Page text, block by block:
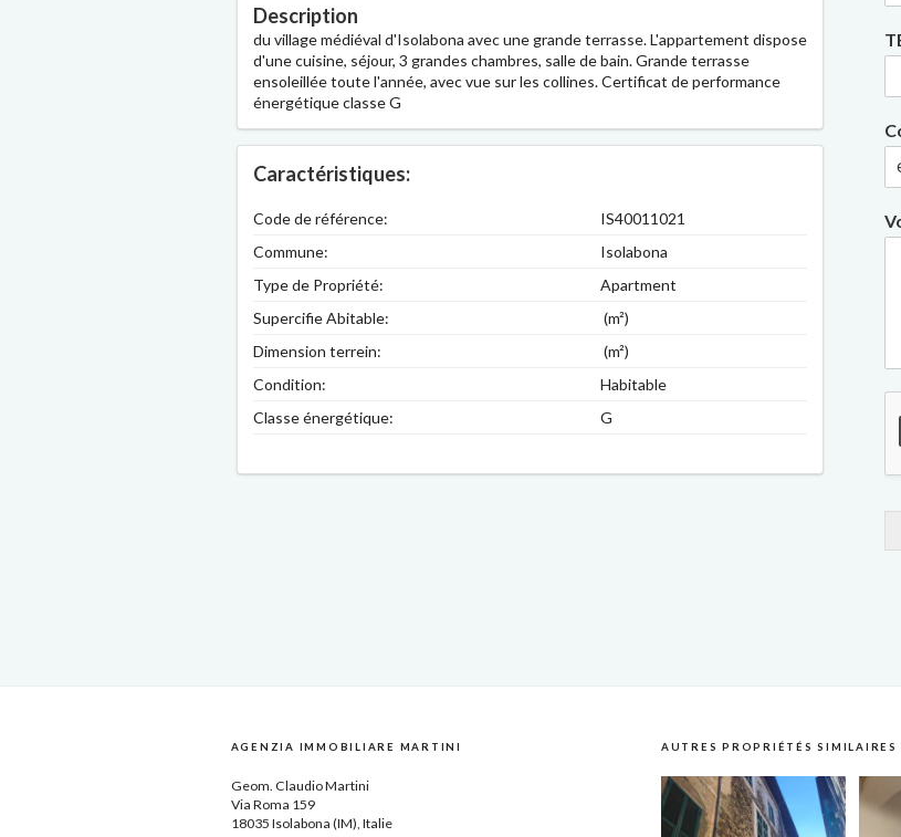
Description
du village médiéval d'Isolabona avec une grande terrasse. L'appartement dispose
d'une cuisine, séjour, 3 grandes chambres, salle de bain. Grande terrasse
ensoleillée toute l'année, avec vue sur les collines. Certificat de performance
énergétique classe G
Caractéristiques:
Code de référence:
IS40011021
Commune:
Isolabona
Type de Propriété:
Apartment
Supercifie Abitable:
(m²)
Dimension terrein:
(m²)
Condition:
Habitable
Classe énergétique:
G
AGENZIA IMMOBILIARE MARTINI
Geom. Claudio Martini
Via Roma 159
18035 Isolabona (IM), Italie
AUTRES PROPRIÉTÉS SIMILAIRES